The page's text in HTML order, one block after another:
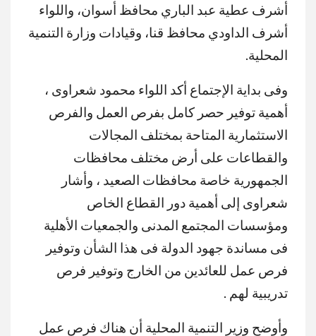
أشرف عطية عبد الباري محافظ أسوان، واللواء
أشرف الداودي محافظ قنا، وقيادات وزارة التنمية
المحلية.
وفى بداية الإجتماع أكد اللواء محمود شعراوى ،
أهمية توفير حصر كامل بفرص العمل والفرص
الاستثمارية المتاحة بمختلف المجالات
والقطاعات على أرض مختلف محافظات
الجمهورية خاصة محافظات الصعيد ، وأشار
شعراوى إلى أهمية دور القطاع الخاص
ومؤسسات المجتمع المدنى والجمعيات الأهلية
فى مساندة جهود الدولة فى هذا الشأن وتوفير
فرص عمل للعائدين من الخارج وتوفير فرص
تدريبية لهم .
وأوضح وزير التنمية المحلية أن هناك فرص عمل